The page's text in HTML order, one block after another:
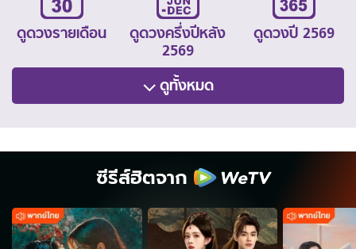
ดูดวงรายเดือน
ดูดวงครึ่งปีหลัง
2569
ดูดวงปี 2569
ดูทั้งหมด
ซีรีส์ฮิตจาก